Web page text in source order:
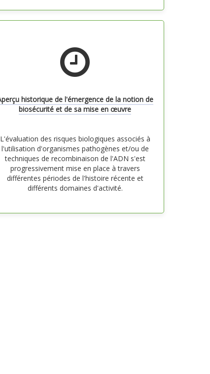
historique de l'émergence de la notion de
biosécurité et de sa mise en œuvre
L'évaluation des risques biologiques associés à
l'utilisation d'organismes pathogènes et/ou de
techniques de recombinaison de l'ADN s'est
progressivement mise en place à travers
différentes périodes de l'histoire récente et
différents domaines d'activité.